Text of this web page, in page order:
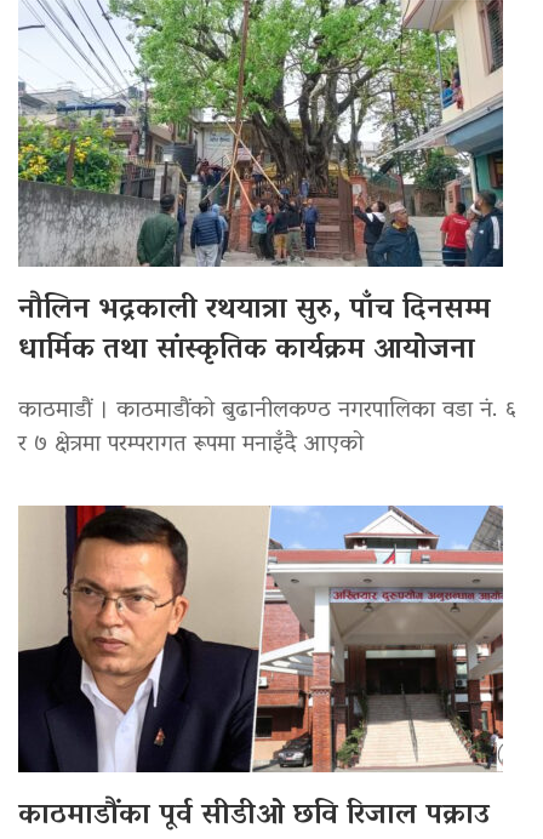
नौलिन भद्रकाली रथयात्रा सुरु, पाँच दिनसम्म
धार्मिक तथा सांस्कृतिक कार्यक्रम आयोजना
काठमाडौं । काठमाडौंको बुढानीलकण्ठ नगरपालिका वडा नं. ६
र ७ क्षेत्रमा परम्परागत रूपमा मनाइँदै आएको
काठमाडौंका पूर्व सीडीओ छवि रिजाल पक्राउ